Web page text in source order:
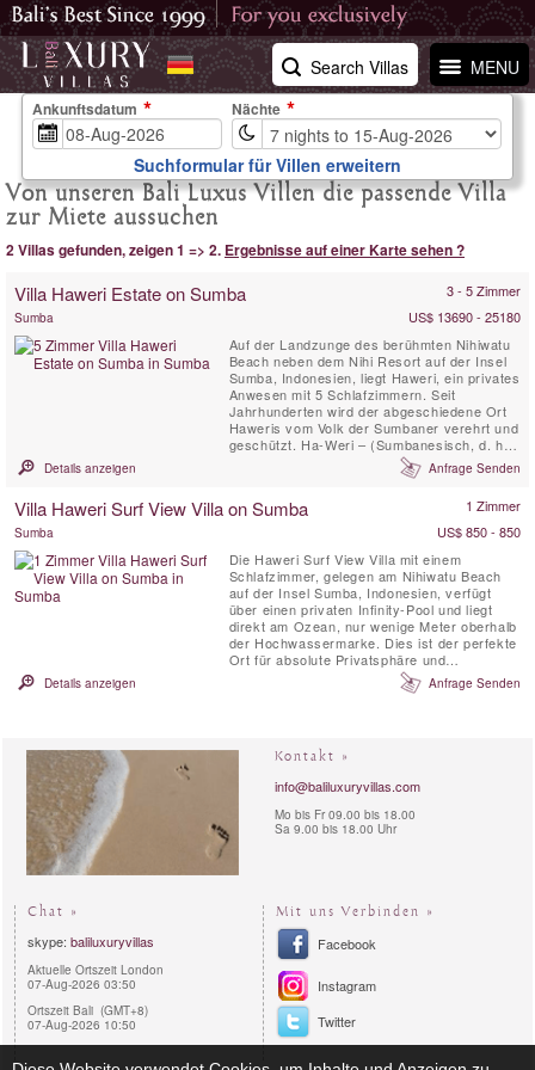
MENU
Search Villas
Von unseren Bali Luxus Villen die passende Villa
zur Miete aussuchen
2 Villas gefunden, zeigen 1 => 2. Ergebnisse auf einer Karte sehen ?
Villa Haweri Estate on Sumba 3 - 5 Zimmer
Sumba
US$ 13690 - 25180
Auf der Landzunge des berühmten Nihiwatu
Beach neben dem Nihi Resort auf der Insel
Sumba, Indonesien, liegt Haweri, ein privates
Anwesen mit 5 Schlafzimmern. Seit
Jahrhunderten wird der abgeschiedene Ort
Haweris vom Volk der Sumbaner verehrt und
geschützt. Ha-Weri – (Sumbanesisch, d. h. –
heilig – bewacht – geschützt) Haweri Estate
ist der Brennpunkt positiver Energie, ein Ort
vom Meer umgeben ist und von unberührtem
Details anzeigen Anfrage Senden
Villa Haweri Surf View Villa on Sumba 1 Zimmer
Sumba
US$ 850 - 850
Die Haweri Surf View Villa mit einem
Schlafzimmer, gelegen am Nihiwatu Beach
auf der Insel Sumba, Indonesien, verfügt
über einen privaten Infinity-Pool und liegt
direkt am Ozean, nur wenige Meter oberhalb
der Hochwassermarke. Dies ist der perfekte
Ort für absolute Privatsphäre und
Abgeschiedenheit – ideal für einen
romantischen Urlaub oder eine
Details anzeigen Anfrage Senden
Kontakt »
info@baliluxuryvillas.com
Mo bis Fr 09.00 bis 18.00
Sa 9.00 bis 18.00 Uhr
Chat »
skype: baliluxuryvillas
Aktuelle Ortszeit London
07-Aug-2026 03:50
Ortszeit Bali (GMT+8)
07-Aug-2026 10:50
Mit uns Verbinden »
Facebook
Instagram
Twitter
Ankunftsdatum Nächte
Suchformular für Villen erweitern